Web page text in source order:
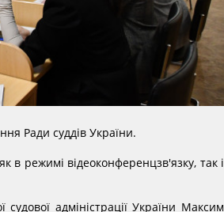
Ради суддів України.
в режимі відеоконференцзв'язку, так і
адміністрації України Максим